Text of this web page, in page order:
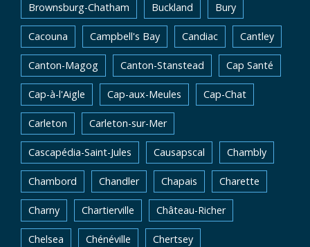
Brownsburg-Chatham Buckland Bury
Cacouna Campbell's Bay Candiac Cantley
Canton-Magog Canton-Stanstead Cap Santé
Cap-à-l'Aigle Cap-aux-Meules Cap-Chat
Carleton Carleton-sur-Mer
Cascapédia-Saint-Jules Causapscal Chambly
Chambord Chandler Chapais Charette
Charny Chartierville Château-Richer
Chelsea Chénéville Chertsey